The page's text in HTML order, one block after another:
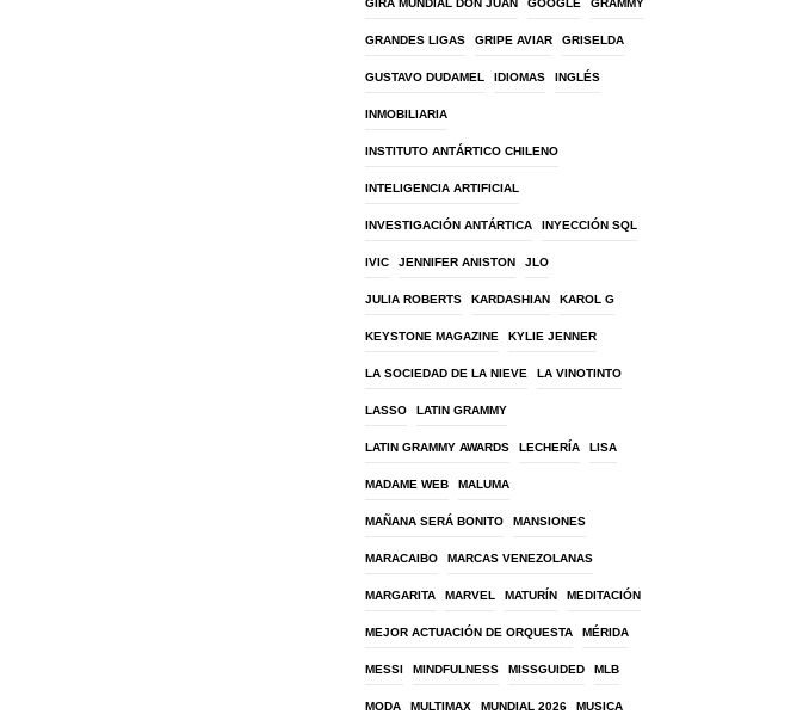
GIRA MUNDIAL DON JUAN GOOGLE GRAMMY
GRANDES LIGAS GRIPE AVIAR GRISELDA
GUSTAVO DUDAMEL IDIOMAS INGLÉS
INMOBILIARIA
INSTITUTO ANTÁRTICO CHILENO
INTELIGENCIA ARTIFICIAL
INVESTIGACIÓN ANTÁRTICA INYECCIÓN SQL
IVIC JENNIFER ANISTON JLO
JULIA ROBERTS KARDASHIAN KAROL G
KEYSTONE MAGAZINE KYLIE JENNER
LA SOCIEDAD DE LA NIEVE LA VINOTINTO
LASSO LATIN GRAMMY
LATIN GRAMMY AWARDS LECHERÍA LISA
MADAME WEB MALUMA
MAÑANA SERÁ BONITO MANSIONES
MARACAIBO MARCAS VENEZOLANAS
MARGARITA MARVEL MATURÍN MEDITACIÓN
MEJOR ACTUACIÓN DE ORQUESTA MÉRIDA
MESSI MINDFULNESS MISSGUIDED MLB
MODA MULTIMAX MUNDIAL 2026 MUSICA